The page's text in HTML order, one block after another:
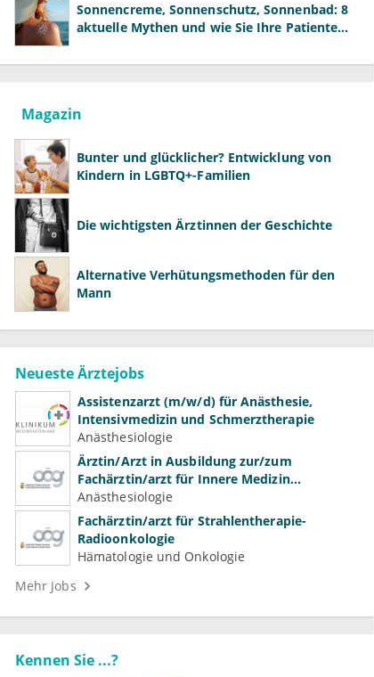
Sonnencreme, Sonnenschutz, Sonnenbad: 8
aktuelle Mythen und wie Sie Ihre Patienten
Magazin
Bunter und glücklicher? Entwicklung von
Kindern in LGBTQ+-Familien
Die wichtigsten Ärztinnen der Geschichte
Alternative Verhütungsmethoden für den
Mann
Neueste Ärztejobs
Assistenzarzt (m/w/d) für Anästhesie,
Intensivmedizin und Schmerztherapie
Anästhesiologie
Ärztin/Arzt in Ausbildung zur/zum
Fachärztin/arzt für Innere Medizin
(Kardiologie, Nephrologie, Intensivmedizin)
Anästhesiologie
Fachärztin/arzt für Strahlentherapie-
Radioonkologie
Hämatologie und Onkologie
Mehr Jobs
Kennen Sie ...?